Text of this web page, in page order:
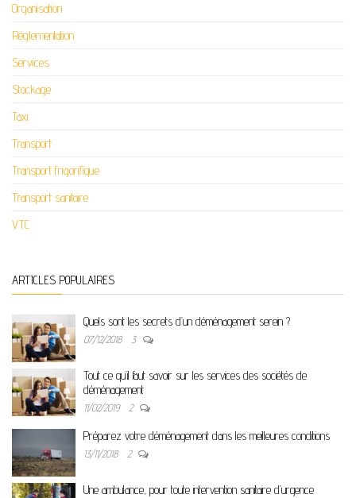
Organisation
Réglementation
Services
Stockage
Taxi
Transport
Transport frigorifique
Transport sanitaire
VTC
ARTICLES POPULAIRES
Quels sont les secrets d’un déménagement serein ?
07/12/2018 3
Tout ce qu’il faut savoir sur les services des sociétés de
déménagement
11/02/2019 2
Préparez votre déménagement dans les meilleures conditions
13/11/2018 2
Une ambulance, pour toute intervention sanitaire d’urgence